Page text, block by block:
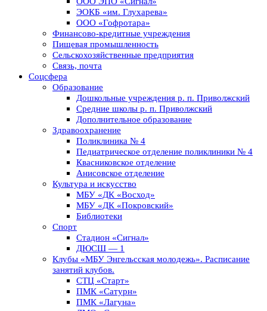
ЭОКБ «им. Глухарева»
ООО «Гофротара»
Финансово-кредитные учреждения
Пищевая промышленность
Сельскохозяйственные предприятия
Связь, почта
Соцсфера
Образование
Дошкольные учреждения р. п. Приволжский
Средние школы р. п. Приволжский
Дополнительное образование
Здравоохранение
Поликлиника № 4
Педиатрическое отделение поликлиники № 4
Квасниковское отделение
Анисовское отделение
Культура и искусство
МБУ «ДК «Восход»
МБУ «ДК «Покровский»
Библиотеки
Спорт
Стадион «Сигнал»
ДЮСШ — 1
Клубы «МБУ Энгельсская молодежь». Расписание
занятий клубов.
СТЦ «Старт»
ПМК «Сатурн»
ПМК «Лагуна»